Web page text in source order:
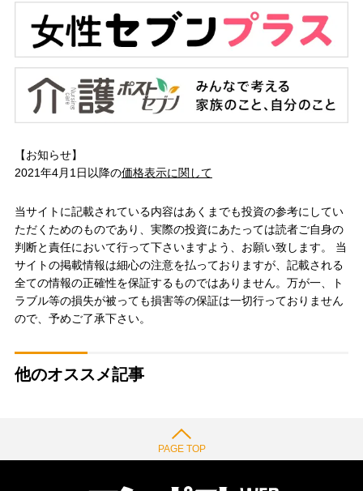
【お知らせ】
2021年4月1日以降の価格表示に関して
当サイトに記載されている内容はあくまでも投資の参考にしてい
ただくためのものであり、実際の投資にあたっては読者ご自身の
判断と責任において行って下さいますよう、お願い致します。 当
サイトの掲載情報は細心の注意を払っておりますが、記載される
全ての情報の正確性を保証するものではありません。万が一、ト
ラブル等の損失が被っても損害等の保証は一切行っておりません
ので、予めご了承下さい。
他のオススメ記事
PAGE TOP